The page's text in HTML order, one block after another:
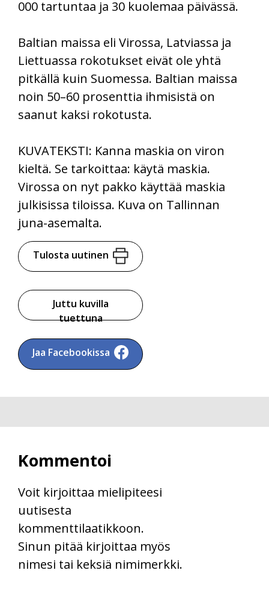
000 tartuntaa ja 30 kuolemaa päivässä.
Baltian maissa eli Virossa, Latviassa ja
Liettuassa rokotukset eivät ole yhtä
pitkällä kuin Suomessa. Baltian maissa
noin 50–60 prosenttia ihmisistä on
saanut kaksi rokotusta.
KUVATEKSTI: Kanna maskia on viron
kieltä. Se tarkoittaa: käytä maskia.
Virossa on nyt pakko käyttää maskia
julkisissa tiloissa. Kuva on Tallinnan
juna-asemalta.
Tulosta uutinen
Juttu kuvilla
tuettuna
Jaa Facebookissa
Kommentoi
Voit kirjoittaa mielipiteesi
uutisesta
kommenttilaatikkoon.
Sinun pitää kirjoittaa myös
nimesi tai keksiä nimimerkki.